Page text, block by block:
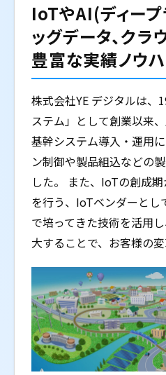
IoTやAI(ディープ
ッグデータ、クラ
豊富な実績ノウ
株式会社YE デジタルは、
ステム」として創業以来
基幹システム導入・運用
ン制御や製品組込などの
した。 また、IoTの創成
を行う、IoTベンダーとし
で培ってきた技術を活用
大することで、お客様の